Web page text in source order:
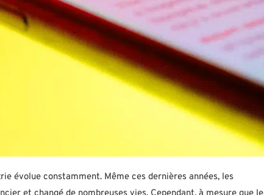
évolue constamment. Même ces dernières années, les